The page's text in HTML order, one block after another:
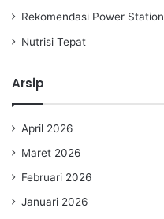
Rekomendasi Power Station
Nutrisi Tepat
Arsip
April 2026
Maret 2026
Februari 2026
Januari 2026